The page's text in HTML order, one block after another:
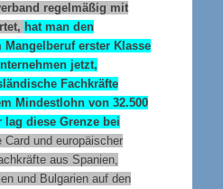
regelmäßig mit
hat man den
erster Klasse
jetzt,
Fachkräfte
Mindestlohn von 32.500
diese Grenze bei
Card und europäischer
aus Spanien,
und Bulgarien auf den